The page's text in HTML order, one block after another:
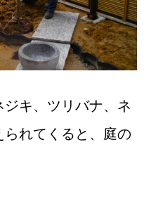
キ、ツリバナ、ネ
れてくると、庭の